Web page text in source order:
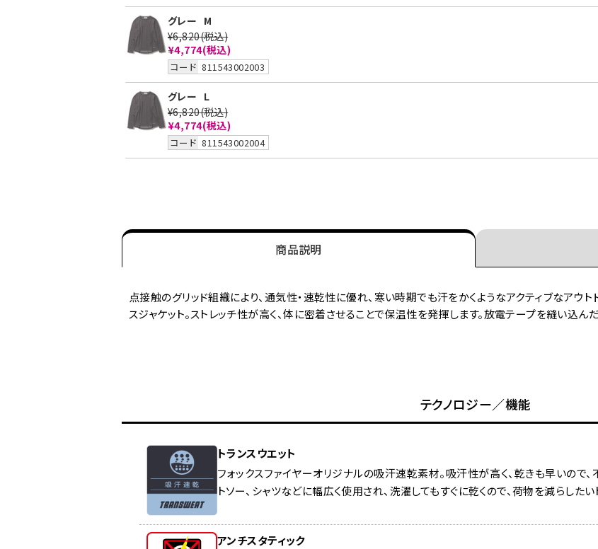
グレー M
¥6,820(税込)
¥4,774(税込)
コード 811543002003
グレー L
¥6,820(税込)
¥4,774(税込)
コード 811543002004
商品説明
点接触のグリッド組織により、通気性・速乾性に優れ、寒い時期でも汗をかくようなアクティブなアウ
スジャケット。ストレッチ性が高く、体に密着させることで保温性を発揮します。放電テープを縫い込ん
テクノロジー／機能
トランスウエット
フォックスファイヤーオリジナルの吸汗速乾素材。吸汗性が高く、乾きも早いので
トソー、シャツなどに幅広く使用され、洗濯してもすぐに乾くので、荷物を減らした
アンチスタティック